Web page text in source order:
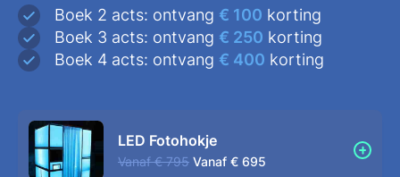
Boek 2 acts: ontvang € 100 korting
Boek 3 acts: ontvang € 250 korting
Boek 4 acts: ontvang € 400 korting
LED Fotohokje
Vanaf € 795 Vanaf € 695